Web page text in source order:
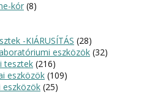
kór (8)
-KIÁRUSÍTÁS (28)
eszközök (32)
tesztek (216)
eszközök (109)
eszközök (25)